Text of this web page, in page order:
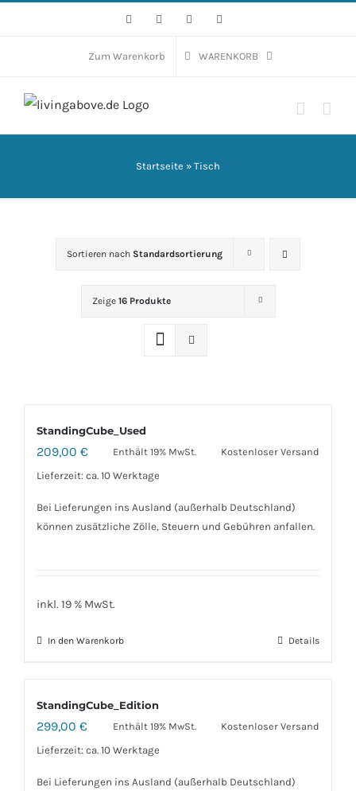
FacebookInstagramWhatsApp
Zum Warenkorb WARENKORB
Startseite » Tisch
Sortieren nach Standardsortierung
Zeige 16 Produkte
StandingCube_Used
209,00 € Enthält 19% MwSt.
Kostenloser Versand
Lieferzeit: ca. 10 Werktage
Bei Lieferungen ins Ausland (außerhalb Deutschland)
können zusätzliche Zölle, Steuern und Gebühren anfallen.
inkl. 19 % MwSt.
In den Warenkorb Details
StandingCube_Edition
299,00 € Enthält 19% MwSt.
Kostenloser Versand
Lieferzeit: ca. 10 Werktage
Bei Lieferungen ins Ausland (außerhalb Deutschland)